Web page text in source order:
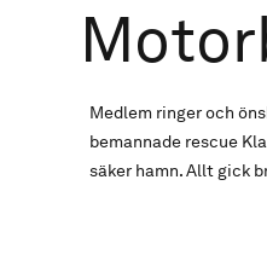
Medlem ringer och
bemannade rescue
säker hamn. Allt gick